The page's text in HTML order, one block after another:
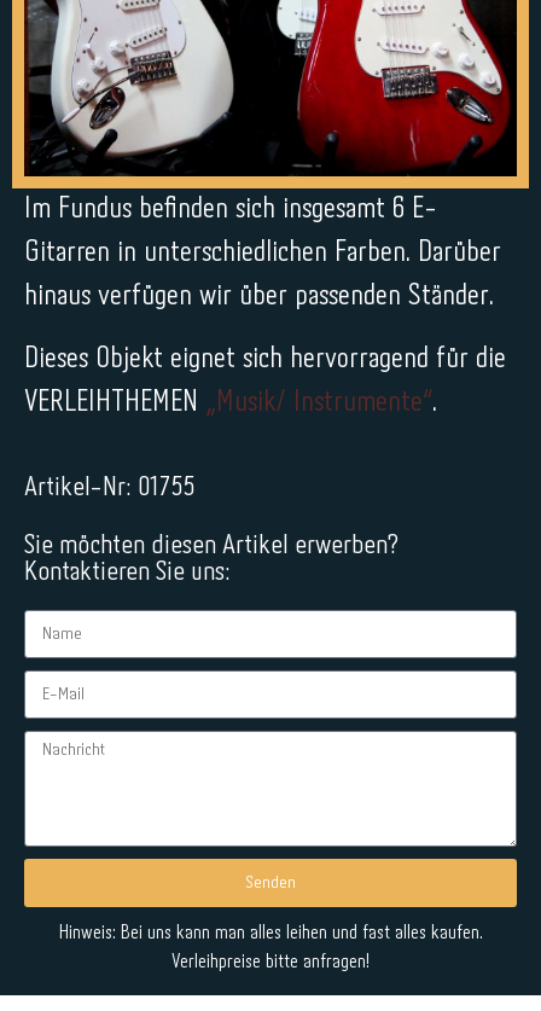
Im Fundus befinden sich insgesamt 6 E-
Gitarren in unterschiedlichen Farben. Darüber
hinaus verfügen wir über passenden Ständer.
Dieses Objekt eignet sich hervorragend für die
VERLEIHTHEMEN „Musik/ Instrumente“.
Artikel-Nr: 01755
Sie möchten diesen Artikel erwerben?
Kontaktieren Sie uns:
Senden
Alternative:
Hinweis: Bei uns kann man alles leihen und fast alles kaufen.
Verleihpreise bitte anfragen!